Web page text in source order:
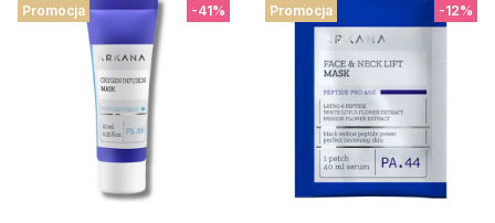
-41%
Promocja -12%
Promocja